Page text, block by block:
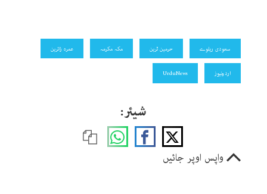
سعودی ریلوے حرمین ٹرین مکہ مکرمہ عمرہ زائرین
اردونیوز UrduNews
شیئر:
واپس اوپر جائیں